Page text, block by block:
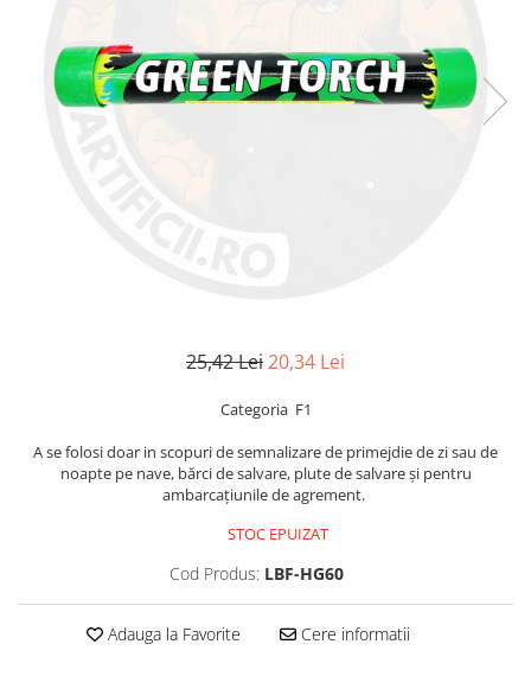
25,42 Lei20,34 Lei
Categoria F1
A se folosi doar in scopuri de semnalizare de primejdie de zi sau de
noapte pe nave, bărci de salvare, plute de salvare și pentru
ambarcațiunile de agrement.
STOC EPUIZAT
Cod Produs: LBF-HG60
Adauga la Favorite Cere informatii